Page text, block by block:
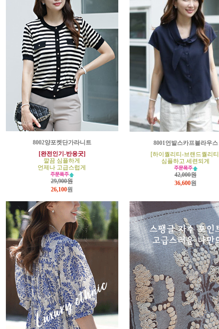
8002양포켓단가라니트
[완전인기-반응굿]
깔끔 심플하게
언제나 고급스럽게
29,900원
26,100원
8001언발스카프블라우스
[하이퀄리티-브랜드퀄리
심플하고 세련되게
42,000원
36,600원